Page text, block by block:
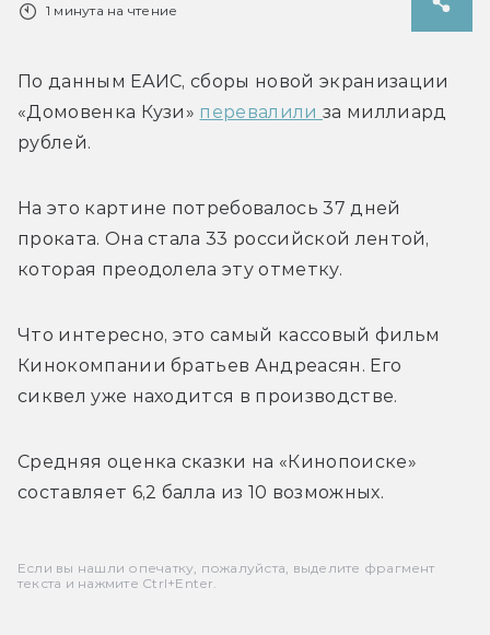
1 минута на чтение
По данным ЕАИС, сборы новой экранизации
«Домовенка Кузи» перевалили за миллиард
рублей.
На это картине потребовалось 37 дней
проката. Она стала 33 российской лентой,
которая преодолела эту отметку.
Что интересно, это самый кассовый фильм
Кинокомпании братьев Андреасян. Его
сиквел уже находится в производстве.
Средняя оценка сказки на «Кинопоиске»
составляет 6,2 балла из 10 возможных.
Если вы нашли опечатку, пожалуйста, выделите фрагмент
текста и нажмите Ctrl+Enter.